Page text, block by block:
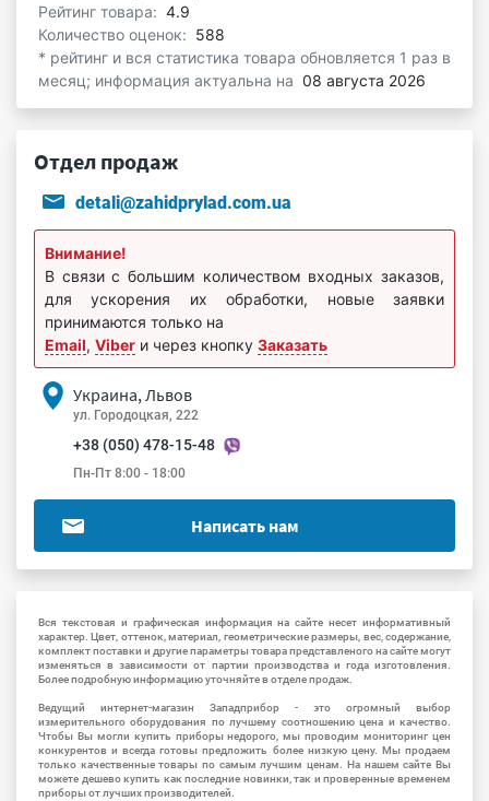
Рейтинг товара: 4.9
Количество оценок: 588
* рейтинг и вся статистика товара обновляется 1 раз в
месяц; информация актуальна на 08 августа 2026
Отдел продаж
detali@zahidprylad.com.ua
Внимание!
В связи с большим количеством входных заказов,
для ускорения их обработки, новые заявки
принимаются только на
Email, Viber и через кнопку Заказать
Украина, Львов
ул. Городоцкая, 222
+38 (050) 478-15-48
Пн-Пт 8:00 - 18:00
Написать нам
Вся текстовая и графическая информация на сайте несет информативный
характер. Цвет, оттенок, материал, геометрические размеры, вес, содержание,
комплект поставки и другие параметры товара представленого на сайте могут
изменяться в зависимости от партии производства и года изготовления.
Более подробную информацию уточняйте в отделе продаж.
Ведущий интернет-магазин Западприбор - это огромный выбор
измерительного оборудования по лучшему соотношению цена и качество.
Чтобы Вы могли купить приборы недорого, мы проводим мониторинг цен
конкурентов и всегда готовы предложить более низкую цену. Мы продаем
только качественные товары по самым лучшим ценам. На нашем сайте Вы
можете дешево купить как последние новинки, так и проверенные временем
приборы от лучших производителей.